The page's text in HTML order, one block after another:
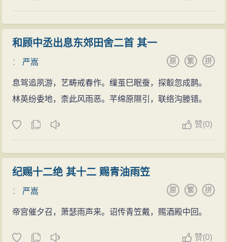
和顾中丞出息东郊田舍二首 其一
： 严嵩 拼
繁
原
息驾追夙游，艺畴戒春作。缫茧巳眠蚕，探鷇忽成鹊。
林英纷委地，柰此风雨恶。芊绵原隰引，联络沟塍错。
赞(0)
纪赐十二绝 其十二 赐青油雨笠
： 严嵩 拼
繁
原
帝宫催夕召，萧瑟雨声来。诏传青笠戴，赐酒殿中回。
赞(0)